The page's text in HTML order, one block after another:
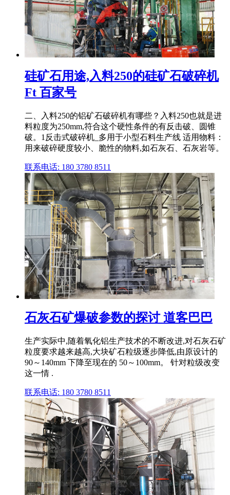
硅矿石用途,入料250的硅矿石破碎机
Ft 百家号
二、入料250的铝矿石破碎机有哪些？入料250也就是进
料粒度为250mm,符合这个硬性条件的有反击破、圆锥
破。1反击式破碎机_多用于小型石料生产线 适用物料：
用来破碎硬度较小、脆性的物料,如石灰石、石灰岩等。
联系电话: 180 3780 8511
石灰石矿爆破参数的探讨 道客巴巴
生产实际中,随着氧化铝生产技术的不断改进,对石灰石矿
粒度要求越来越高,大块矿石粒级逐步降低,由原设计的
90～140mm 下降至现在的 50～100mm。 针对粒级改变
这一情 .
联系电话: 180 3780 8511